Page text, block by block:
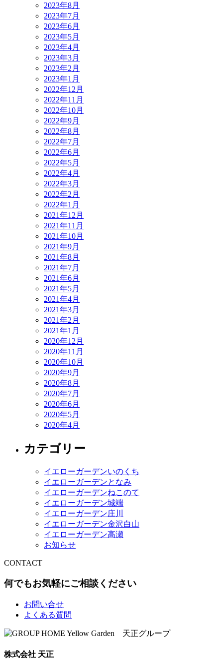
2023年8月
2023年7月
2023年6月
2023年5月
2023年4月
2023年3月
2023年2月
2023年1月
2022年12月
2022年11月
2022年10月
2022年9月
2022年8月
2022年7月
2022年6月
2022年5月
2022年4月
2022年3月
2022年2月
2022年1月
2021年12月
2021年11月
2021年10月
2021年9月
2021年8月
2021年7月
2021年6月
2021年5月
2021年4月
2021年3月
2021年2月
2021年1月
2020年12月
2020年11月
2020年10月
2020年9月
2020年8月
2020年7月
2020年6月
2020年5月
2020年4月
カテゴリー
イエローガーデンいのくち
イエローガーデンとなみ
イエローガーデンねこのて
イエローガーデン城端
イエローガーデン庄川
イエローガーデン金沢白山
イエローガーデン高瀬
お知らせ
CONTACT
何でもお気軽にご相談ください
お問い合せ
よくある質問
株式会社 天正